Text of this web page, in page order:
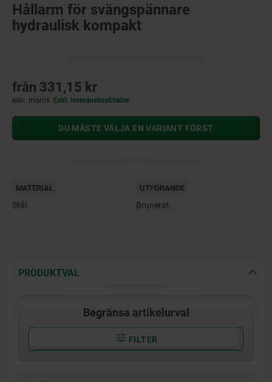
Hållarm för svängspännare
hydraulisk kompakt
från 331,15 kr
exkl. moms Exkl. leveranskostnader
DU MÅSTE VÄLJA EN VARIANT FÖRST
MATERIAL
Stål.
UTFÖRANDE
Brunerat.
PRODUKTVAL
Begränsa artikelurval
FILTER